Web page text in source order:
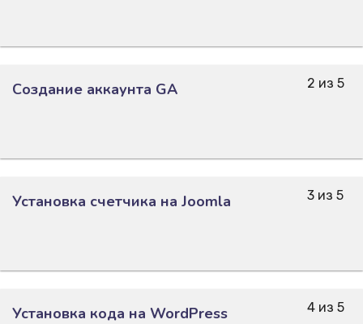
2 из 5
Создание аккаунта GA
3 из 5
Установка счетчика на Joomla
4 из 5
Установка кода на WordPress